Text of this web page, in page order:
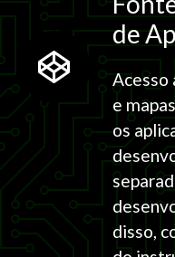
de
Acesso
e
os
disso,